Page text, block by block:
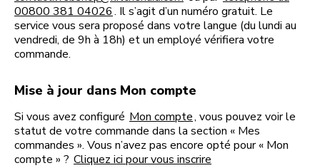
00800 381 04026. Il s’agit d’un numéro gratuit. Le
service vous sera proposé dans votre langue (du lundi au
vendredi, de 9h à 18h) et un employé vérifiera votre
commande.
Mise à jour dans Mon compte
Si vous avez configuré Mon compte, vous pouvez voir le
statut de votre commande dans la section « Mes
commandes ». Vous n’avez pas encore opté pour « Mon
compte » ? Cliquez ici pour vous inscrire